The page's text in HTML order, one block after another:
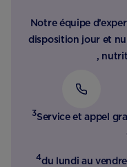
Notre équipe
disposition jour et
,
3Service et appel
4du lundi au